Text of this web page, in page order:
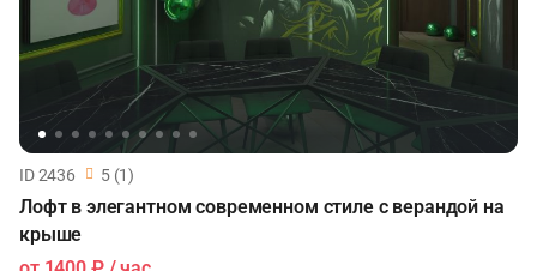
ID 2436 5 (1)
Лофт в элегантном современном стиле с верандой на
крыше